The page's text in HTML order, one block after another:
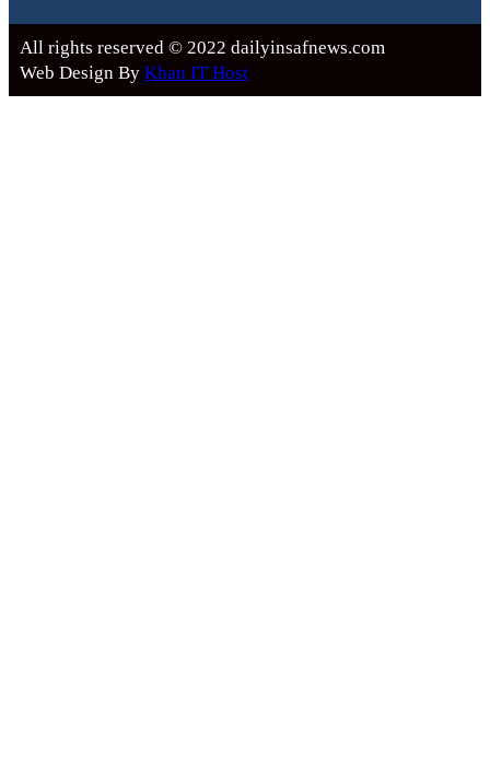
All rights reserved © 2022 dailyinsafnews.com
Web Design By Khan IT Host